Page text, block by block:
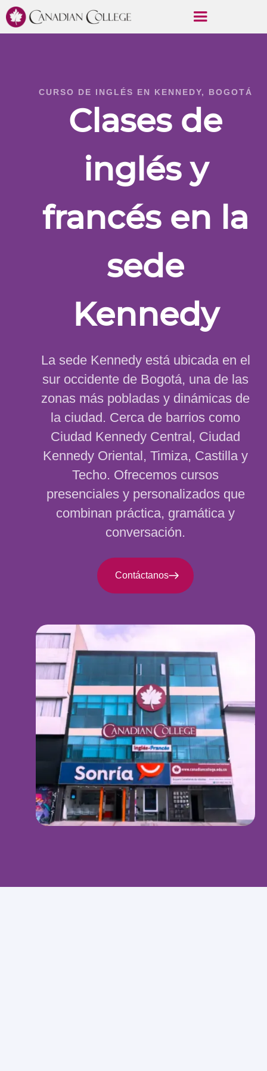
CURSO DE INGLÉS EN KENNEDY, BOGOTÁ
Clases de
inglés y
francés en la
sede
Kennedy
La sede Kennedy está ubicada en el
sur occidente de Bogotá, una de las
zonas más pobladas y dinámicas de
la ciudad. Cerca de barrios como
Ciudad Kennedy Central, Ciudad
Kennedy Oriental, Timiza, Castilla y
Techo. Ofrecemos cursos
presenciales y personalizados que
combinan práctica, gramática y
conversación.
Contáctanos